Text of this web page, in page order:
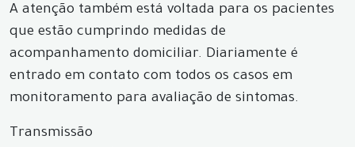
A atenção também está voltada para os pacientes
que estão cumprindo medidas de
acompanhamento domiciliar. Diariamente é
entrado em contato com todos os casos em
monitoramento para avaliação de sintomas.
Transmissão